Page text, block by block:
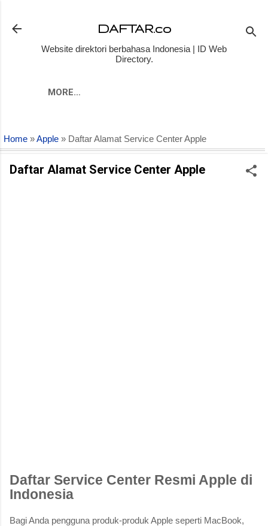
DAFTAR.co
Website direktori berbahasa Indonesia | ID Web
Directory.
MORE…
Home »Apple » Daftar Alamat Service Center Apple
Daftar Alamat Service Center Apple
Daftar Service Center Resmi Apple di
Indonesia
Bagi Anda pengguna produk-produk Apple seperti MacBook,